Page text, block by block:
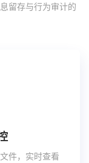
留存与行为审计的
件，实时查看